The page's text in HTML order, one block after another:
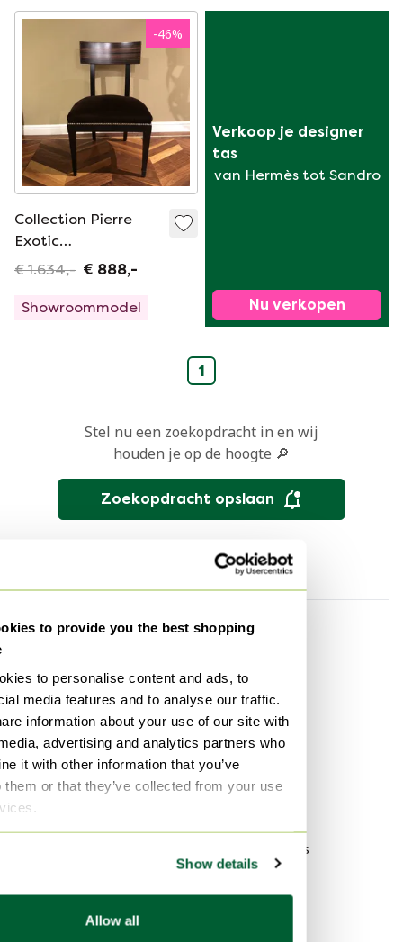
to provide you the best shopping
to personalise content and ads, to
media features and to analyse our traffic.
information about your use of our site with
advertising and analytics partners who
it with other information that you’ve
them or that they’ve collected from your use
Show details
Allow all
-46%
Collection Pierre
Exotic
eetkamerstoel
€ 1.634,- € 888,-
Showroommodel
Verkoop je designer
tas
van Hermès tot Sandro
Nu verkopen
1
Stel nu een zoekopdracht in en wij
houden je op de hoogte 🔎
Zoekopdracht opslaan
Categorie
Eetkamerstoelen
Collection Pierre Kasten
Collection Pierre Decoratie
Collection Pierre Spiegels
Collection Pierre Meubels
Collection Pierre Stoelen /
Merk
Diesel
HK Living
Stijl
Vintage
Vintage Meubels
Materiaal
Hout Meubels
Populariteit